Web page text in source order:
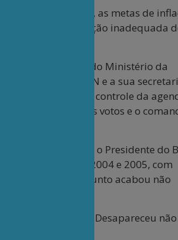
Fixa, por exemplo, as metas de
lado, na composição inadequada
da Fazenda do Ministério da
preside o CMN e a sua
de um órgão dá controle da
tem um dos três votos e o
Planejamento e o Presidente do
o CMN em 2004 e 2005, com
da CNI, mas o assunto acabou não
ruim ficou pior. Desapareceu não
Trabalho.